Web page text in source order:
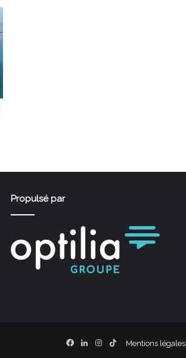
Propulsé par
Mentions légales
FacebookLinkedinInstagram
TikTok